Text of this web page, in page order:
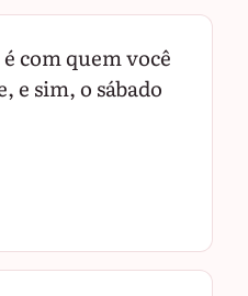
com quem você
e sim, o sábado